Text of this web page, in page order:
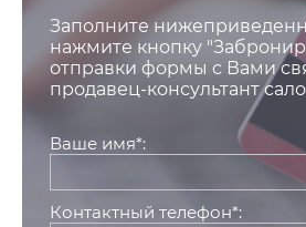
Заполните
нажмите кнопку
отправки формы с Вами
продавец-консультант
Ваше имя*:
Контактный телефон*: